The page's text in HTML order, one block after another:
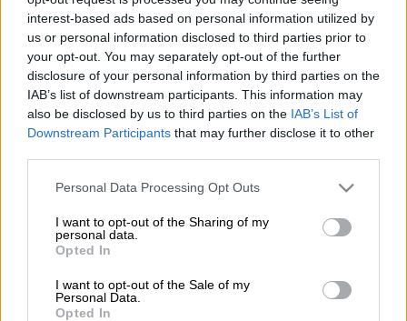
interest-based ads based on personal information utilized by
us or personal information disclosed to third parties prior to
your opt-out. You may separately opt-out of the further
disclosure of your personal information by third parties on the
IAB’s list of downstream participants. This information may
also be disclosed by us to third parties on the IAB’s List of
Downstream Participants that may further disclose it to other
Please note that this website/app uses one or more Google
not limited to your visit or usage behaviour. You may click to
grant or deny consent to Google and its third-party tags to
use your data for below specified purposes in below Google
consent section.
Personal Data Processing Opt Outs
I want to opt-out of the Sharing of my
personal data.
Opted In
I want to opt-out of the Sale of my
Personal Data.
Opted In
του πρωθυπουργού,Κυριάκου Μητσοτάκη
το απόγευμα της Τρίτης, 22 Φεβρουαρίου,
στο Μέγαρο Μαξίμου, με τον νέο πρόεδρο
της Κεντρικής Ένωσης Επιμελητηρίων
Ελλάδος και πρόεδρο του ΕΒΕΘ,Γιάννη
Μασούτηκαι τον πρόεδρο του ΕΒΕΑ, Γιάννη
Κατά τη διάρκεια της συνάντησης
οικονομίας και ο αναπτυξιακός ρόλος των
Επιμελητηρίων. Τονίστηκε ιδιαίτερα η
ανάγκη να καταβληθεί κάθε δυνατή
προσπάθεια για τη συγκράτηση των τιμών